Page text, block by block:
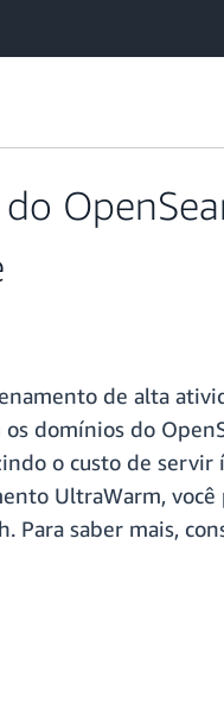
de alta
os domínios do
o custo de
UltraWarm,
Para saber mais,